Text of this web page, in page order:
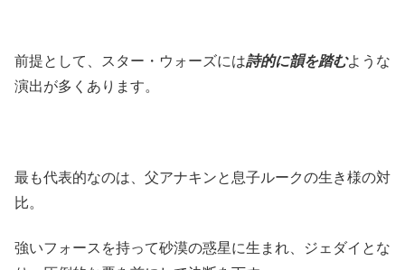
前提として、スター・ウォーズには詩的に韻を踏むような
演出が多くあります。
最も代表的なのは、父アナキンと息子ルークの生き様の対
比。
強いフォースを持って砂漠の惑星に生まれ、ジェダイとな